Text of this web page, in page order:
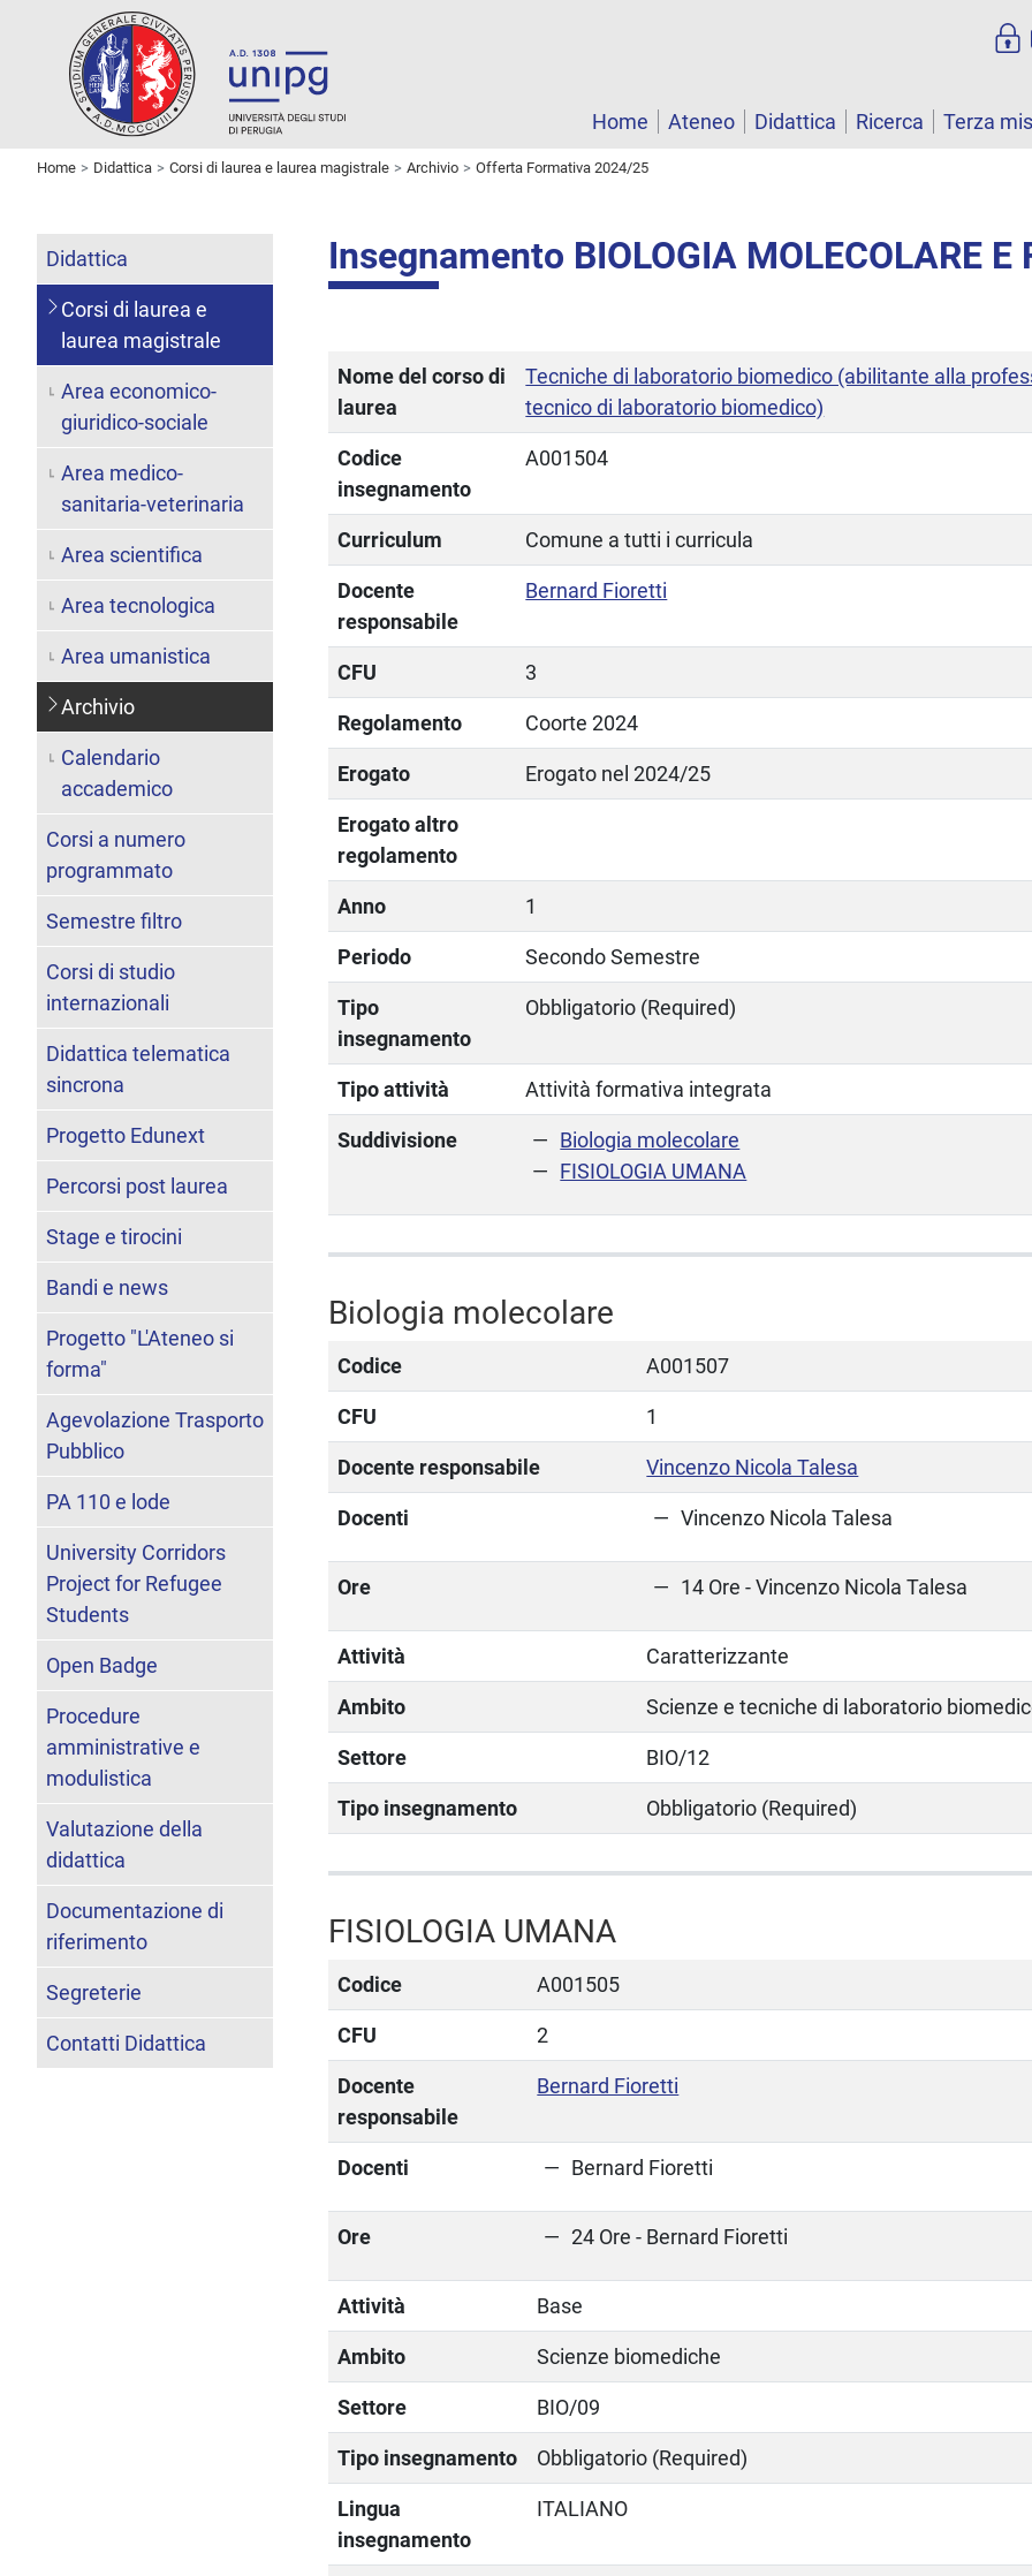
Home Ateneo Didattica Ricerca Terza
Home Didattica Corsi di laurea e laurea magistrale Archivio Offerta Formativa 2024/25
Insegnamento BIOLOGIA MOLECOLARE E
Nome del corso di
laurea
Tecniche di laboratorio biomedico (abilitante alla
tecnico di laboratorio biomedico)
Codice
insegnamento
A001504
Curriculum Comune a tutti i curricula
Docente
responsabile
Bernard Fioretti
CFU 3
Regolamento Coorte 2024
Erogato Erogato nel 2024/25
Erogato altro
regolamento
Anno 1
Periodo Secondo Semestre
Tipo
insegnamento
Obbligatorio (Required)
Tipo attività Attività formativa integrata
Suddivisione
Biologia molecolare
FISIOLOGIA UMANA
Biologia molecolare
Codice A001507
CFU 1
Docente responsabile Vincenzo Nicola Talesa
Docenti Vincenzo Nicola Talesa
Ore 14 Ore - Vincenzo Nicola Talesa
Attività Caratterizzante
Ambito Scienze e tecniche di laboratorio
Settore BIO/12
Tipo insegnamento Obbligatorio (Required)
FISIOLOGIA UMANA
Codice A001505
CFU 2
Docente
responsabile
Bernard Fioretti
Docenti Bernard Fioretti
Ore 24 Ore - Bernard Fioretti
Attività Base
Ambito Scienze biomediche
Settore BIO/09
Tipo insegnamento Obbligatorio (Required)
Lingua
insegnamento
ITALIANO
Didattica
Corsi di laurea e
laurea magistrale
Area economico-
giuridico-sociale
Area medico-
sanitaria-veterinaria
Area scientifica
Area tecnologica
Area umanistica
Archivio
Calendario
accademico
Corsi a numero
programmato
Semestre filtro
Corsi di studio
internazionali
Didattica telematica
sincrona
Progetto Edunext
Percorsi post laurea
Stage e tirocini
Bandi e news
Progetto "L'Ateneo si
forma"
Agevolazione Trasporto
Pubblico
PA 110 e lode
University Corridors
Project for Refugee
Students
Open Badge
Procedure
amministrative e
modulistica
Valutazione della
didattica
Documentazione di
riferimento
Segreterie
Contatti Didattica